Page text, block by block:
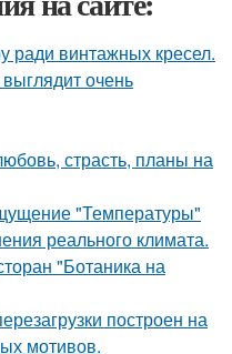
ради винтажных кресел.
очень
страсть, планы на
"Температуры"
реального климата.
"Ботаника на
построен на
мотивов.